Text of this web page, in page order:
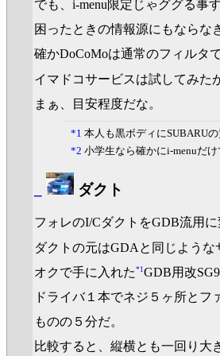
でも、i-menu限定じゃググる事
困ったときの情報源にもならな
確かDoCoMoは通常のフィルタ
イマドコサービスは試してみた
まぁ、目安程度だな。
*1 本人も黒ボディにSUBARU
*2 小学生なら確かにi-menuだけ
ダクト
フォレのI/CダクトをGDB流用に
ダクトの元はGDAと同じような
オクで手に入れた *1 GDB用改
ドライバ１本でネジ５ヶ所とフ
ものの５分だ。
比較すると、縦横とも一回り大